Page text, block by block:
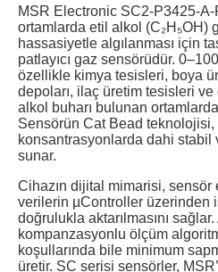
MSR Electronic SC2-P3425-A-
ortamlarda etil alkol (C₂H₅OH)
hassasiyetle algılanması için
patlayıcı gaz sensörüdür.
özellikle kimya tesisleri, boya
depoları, ilaç üretim tesisleri ve
alkol buharı bulunan
Sensörün Cat Bead teknolojisi,
konsantrasyonlarda dahi stabil
sunar.
Cihazın dijital mimarisi, sensör
verilerin µController üzerinden
doğrulukla aktarılmasını sağlar.
kompanzasyonlu ölçüm
koşullarında bile minimum
üretir. SC serisi sensörler,